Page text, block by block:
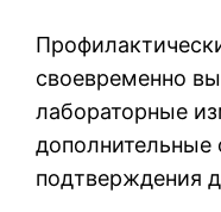
своевременно
лабораторные
дополнительные
подтверждения